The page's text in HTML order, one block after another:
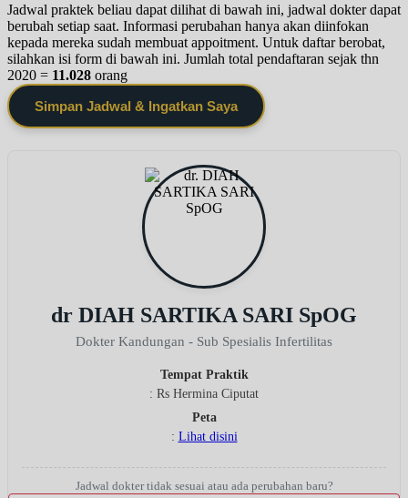
Jadwal praktek beliau dapat dilihat di bawah ini, jadwal dokter dapat
berubah setiap saat. Informasi perubahan hanya akan diinfokan
kepada mereka sudah membuat appoitment. Untuk daftar berobat,
silahkan isi form di bawah ini. Jumlah total pendaftaran sejak thn
2020 = 11.028 orang
Simpan Jadwal & Ingatkan Saya
dr DIAH SARTIKA SARI SpOG
Dokter Kandungan - Sub Spesialis Infertilitas
Tempat Praktik
: Rs Hermina Ciputat
Peta
: Lihat disini
Jadwal dokter tidak sesuai atau ada perubahan baru?